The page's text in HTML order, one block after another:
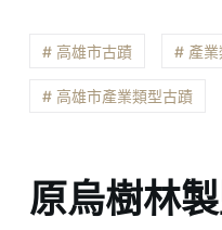
# 高雄市古蹟 # 產業
# 高雄市產業類型古蹟
原烏樹林